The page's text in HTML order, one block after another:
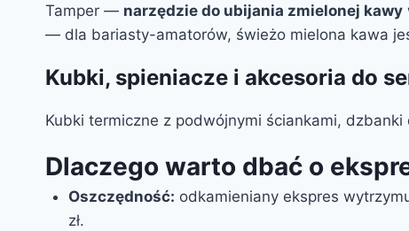
Tamper — narzędzie do ubijania zmielonej kawy
— dla bariasty-amatorów, świeżo mielona kawa
Kubki, spieniacze i akcesoria do
Kubki termiczne z podwójnymi ściankami,
Dlaczego warto dbać o
Oszczędność: odkamieniany ekspres
zł.